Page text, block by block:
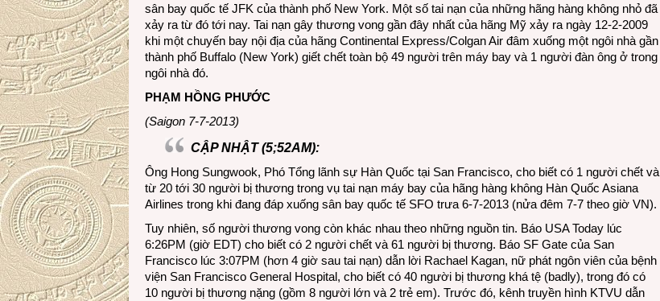
sân bay quốc tế JFK của thành phố New York. Một số tai nạn của những hãng hàng không nhỏ đã
xảy ra từ đó tới nay. Tai nạn gây thương vong gần đây nhất của hãng Mỹ xảy ra ngày 12-2-2009
khi một chuyến bay nội địa của hãng Continental Express/Colgan Air đâm xuống một ngôi nhà gần
thành phố Buffalo (New York) giết chết toàn bộ 49 người trên máy bay và 1 người đàn ông ở trong
ngôi nhà đó.
PHẠM HỒNG PHƯỚC
(Saigon 7-7-2013)
CẬP NHẬT (5;52AM):
Ông Hong Sungwook, Phó Tổng lãnh sự Hàn Quốc tại San Francisco, cho biết có 1 người chết và
từ 20 tới 30 người bị thương trong vụ tai nạn máy bay của hãng hàng không Hàn Quốc Asiana
Airlines trong khi đang đáp xuống sân bay quốc tế SFO trưa 6-7-2013 (nửa đêm 7-7 theo giờ VN).
Tuy nhiên, số người thương vong còn khác nhau theo những nguồn tin. Báo USA Today lúc
6:26PM (giờ EDT) cho biết có 2 người chết và 61 người bị thương. Báo SF Gate của San
Francisco lúc 3:07PM (hơn 4 giờ sau tai nạn) dẫn lời Rachael Kagan, nữ phát ngôn viên của bệnh
viện San Francisco General Hospital, cho biết có 40 người bị thương khá tệ (badly), trong đó có
10 người bị thương nặng (gồm 8 người lớn và 2 trẻ em). Trước đó, kênh truyền hình KTVU dẫn